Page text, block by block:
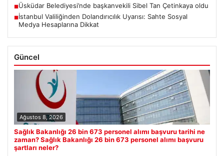
■Üsküdar Belediyesi’nde başkanvekili Sibel Tan Çetinkaya oldu
■İstanbul Valiliğinden Dolandırıcılık Uyarısı: Sahte Sosyal
Medya Hesaplarına Dikkat
Güncel
Ağustos 8, 2026
Sağlık Bakanlığı 26 bin 673 personel alımı başvuru tarihi ne
zaman? Sağlık Bakanlığı 26 bin 673 personel alımı başvuru
şartları neler?